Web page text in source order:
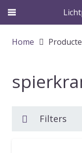
Home
Filters